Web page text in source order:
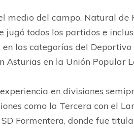
medio del campo. Natural de
jugó todos los partidos e
las categorías del
Asturias en la Unión Popular
en divisiones
como la Tercera con el
Formentera, donde fue